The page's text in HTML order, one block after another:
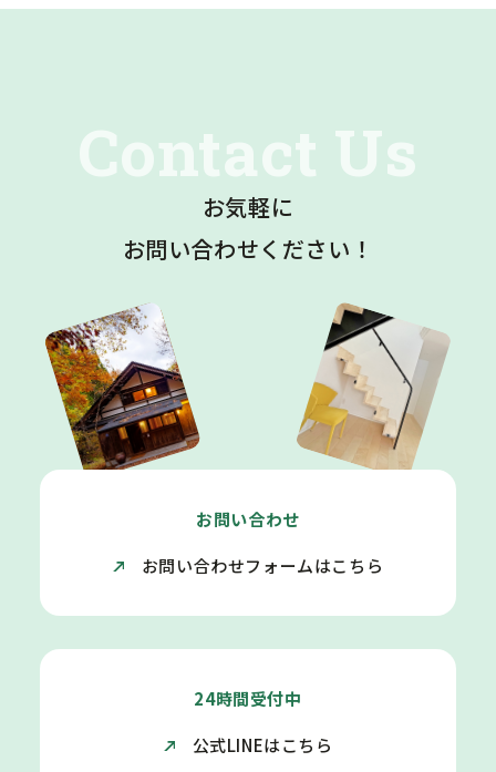
お気軽に
お問い合わせください！
お問い合わせ
お問い合わせフォームはこちら
24時間受付中
公式LINEはこちら